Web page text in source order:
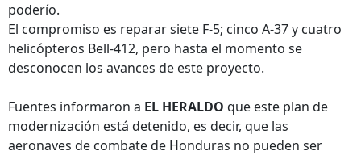
poderío.
El compromiso es reparar siete F-5; cinco A-37 y cuatro
helicópteros Bell-412, pero hasta el momento se
desconocen los avances de este proyecto.
Fuentes informaron a EL HERALDO que este plan de
modernización está detenido, es decir, que las
aeronaves de combate de Honduras no pueden ser